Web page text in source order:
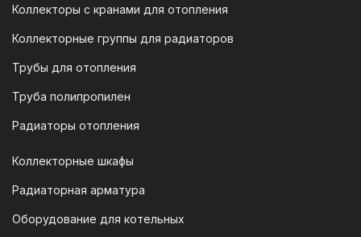
связаться с оптовым отделом
электронную почту
opt@mail.ru
Гарантия и условия гарантии
магазине "TIM-com Россия" Вы можете
Коллекторы с кранами для отопления
Коллекторные группы для радиаторов
Трубы для отопления
Труба полипропилен
Радиаторы отопления
Коллекторные шкафы
Радиаторная арматура
Оборудование для котельных